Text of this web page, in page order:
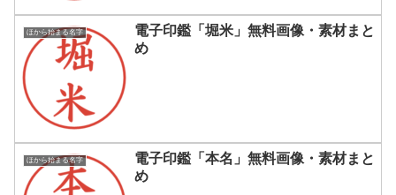
ほから始まる名字
電子印鑑「堀米」無料画像・素材まと
め
ほから始まる名字
電子印鑑「本名」無料画像・素材まと
め